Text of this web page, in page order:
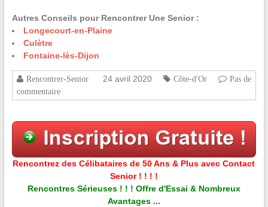
Autres Conseils pour Rencontrer Une Senior :
Longecourt-en-Plaine
Culètre
Fontaine-lès-Dijon
Rencontrer-Senior 24 avril 2020 Côte-d'Or
Pas de
commentaire
Rencontrez des Célibataires de 50 Ans & Plus avec Contact
Senior ! ! ! !
Rencontres Sérieuses ! ! ! Offre d'Essai & Nombreux
Avantages ...